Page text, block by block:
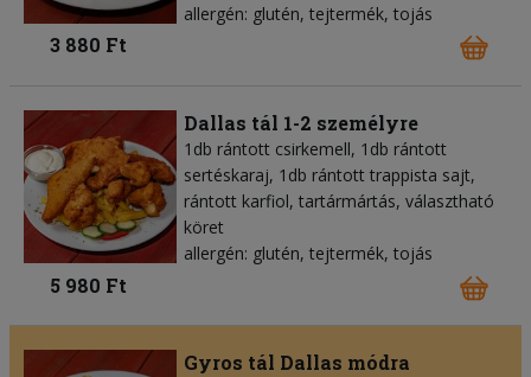
allergén: glutén, tejtermék, tojás
3 880 Ft
Dallas tál 1-2 személyre
1db rántott csirkemell, 1db rántott
sertéskaraj, 1db rántott trappista sajt,
rántott karfiol, tartármártás, választható
köret
allergén: glutén, tejtermék, tojás
5 980 Ft
Gyros tál Dallas módra